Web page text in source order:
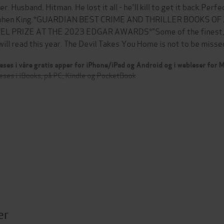
Husband. Hitman. He lost it all - he'll kill to get it
King.*GUARDIAN BEST CRIME AND THRILLER BOOKS
PRIZE AT THE 2023 EDGAR AWARDS*"Some of the
read this year. The Devil Takes You Home is not to be
i våre gratis apper for iPhone/iPad og Android og i webleser for
i iBooks, på PC, Kindle og PocketBook